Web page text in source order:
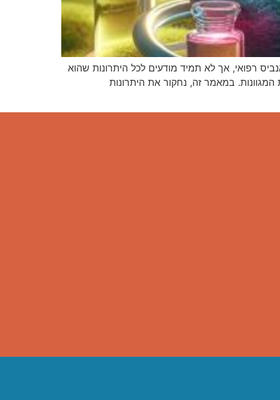
רפואי, אך לא תמיד מודעים לכל היתרונות שהוא
המגוונות. במאמר זה, נחקור את היתרונות